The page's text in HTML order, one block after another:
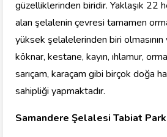
güzelliklerinden biridir. Yaklaşık 22
alan şelalenin çevresi tamamen
yüksek şelalelerinden biri olmasının
köknar, kestane, kayın, ıhlamur,
sarıçam, karaçam gibi birçok doğa
sahipliği yapmaktadır.
Samandere Şelalesi Tabiat